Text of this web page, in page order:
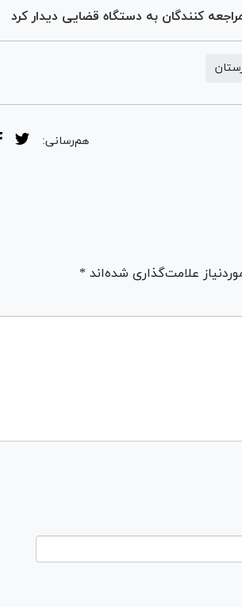
هم‌رسانی:
علامت‌گذاری شده‌اند *